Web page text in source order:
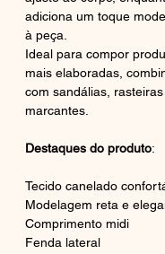
adiciona um toque
à peça.
Ideal para compor
mais elaboradas,
com sandálias,
marcantes.
Destaques do produto:
Tecido canelado
Modelagem reta e
Comprimento midi
Fenda lateral